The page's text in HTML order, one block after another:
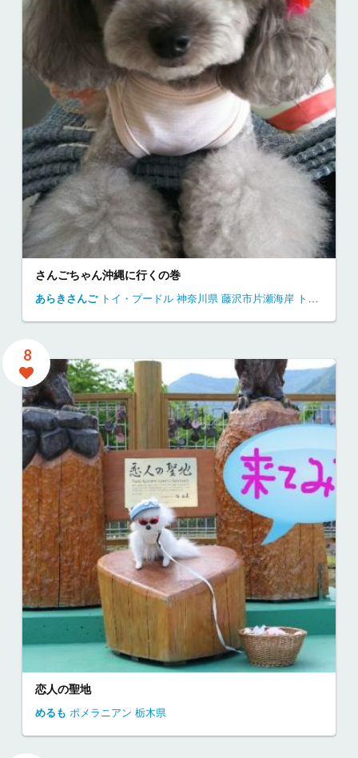
さんごちゃん沖縄に行くの巻
あらきさんご トイ・プードル 神奈川県 藤沢市片瀬海岸 トイプードル 江ノ島
8
恋人の聖地
めるも ポメラニアン 栃木県